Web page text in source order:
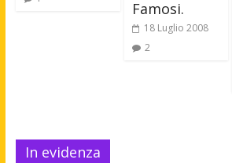
Famosi.
18 Luglio 2008
2
In evidenza